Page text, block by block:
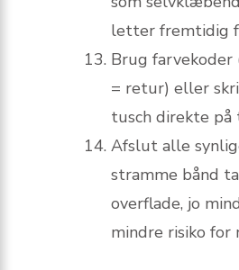
letter fremtidig
Brug
= retur) eller
tusch direkte på
Afslut alle
stramme bånd
overflade, jo
mindre risiko for